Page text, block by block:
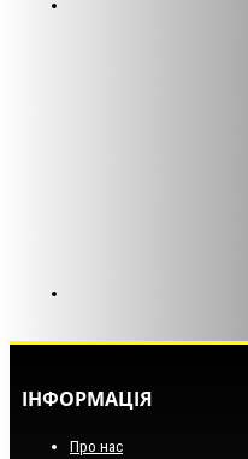
ІНФОРМАЦІЯ
Про нас